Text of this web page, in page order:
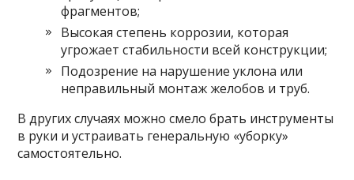
фрагментов;
Высокая степень коррозии, которая
угрожает стабильности всей конструкции;
Подозрение на нарушение уклона или
неправильный монтаж желобов и труб.
В других случаях можно смело брать инструменты
в руки и устраивать генеральную «уборку»
самостоятельно.